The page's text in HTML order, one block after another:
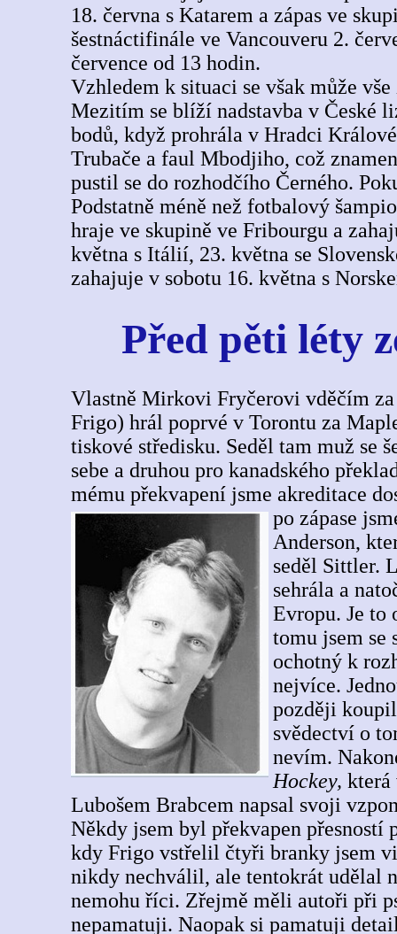
18. června s Katarem a zápas ve
šestnáctifinále ve Vancouveru 2.
července od 13 hodin.
Vzhledem k situaci se však může
Mezitím se blíží nadstavba v České
bodů, když prohrála v Hradci
Trubače a faul Mbodjiho, což
pustil se do rozhodčího Černého.
Podstatně méně než fotbalový
hraje ve skupině ve Fribourgu a
května s Itálií, 23. května se
zahajuje v sobotu 16. května s
Před pěti léty
Vlastně Mirkovi Fryčerovi vděčím
Frigo) hrál poprvé v Torontu za
tiskové středisku. Seděl tam muž se
sebe a druhou pro kanadského
mému překvapení jsme akreditace
po zápase
Anderson,
seděl Sittler.
sehrála a
Evropu. Je to
tomu jsem
ochotný k
nejvíce.
později
svědectví o
nevím.
Hockey, která
Lubošem Brabcem napsal svoji
Někdy jsem byl překvapen přesností
kdy Frigo vstřelil čtyři branky jsem
nikdy nechválil, ale tentokrát udělal
nemohu říci. Zřejmě měli autoři při
nepamatuji. Naopak si pamatuji